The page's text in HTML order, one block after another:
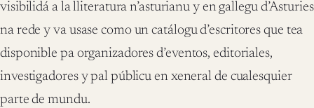
visibilidá a la lliteratura n’asturianu y en gallegu d’Asturies
na rede y va usase como un catálogu d’escritores que tea
disponible pa organizadores d’eventos, editoriales,
investigadores y pal públicu en xeneral de cualesquier
parte de mundu.